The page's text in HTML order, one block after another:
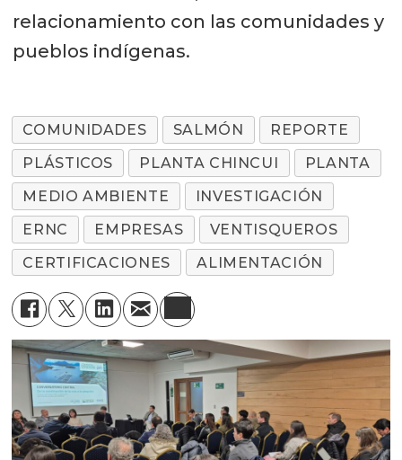
relacionamiento con las comunidades y
pueblos indígenas.
COMUNIDADES SALMÓN
REPORTE
PLÁSTICOS
PLANTA CHINCUI
PLANTA
MEDIO AMBIENTE
INVESTIGACIÓN
ERNC
EMPRESAS
VENTISQUEROS
CERTIFICACIONES
ALIMENTACIÓN